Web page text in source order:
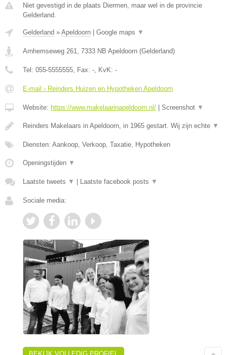
Niet gevestigd in de plaats Diermen, maar wel in de provincie
Gelderland.
Gelderland » Apeldoorn Google maps ▼
Arnhemseweg 261, 7333 NB Apeldoorn (Gelderland)
Tel: 055-5555555, Fax: -, KvK: -
E-mail › Reinders Huizen en Hypotheken Apeldoorn
Website: https://www.makelaarinapeldoorn.nl/ Screenshot ▼
Reinders Makelaars in Apeldoorn, in 1965 gestart. Wij zijn echte ▼
Diensten: Aankoop, Verkoop, Taxatie, Hypotheken
Openingstijden ▼
Laatste tweets ▼ Laatste facebook posts ▼
Sociale media:
BEKIJK VOLLEDIG PROFIEL